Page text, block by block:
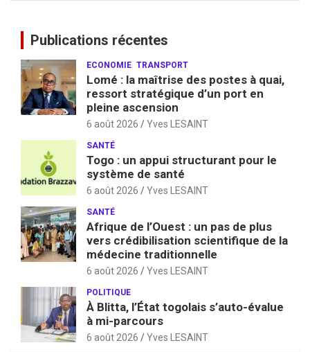
Publications récentes
ECONOMIE TRANSPORT
Lomé : la maîtrise des postes à quai,
ressort stratégique d’un port en
pleine ascension
6 août 2026 Yves LESAINT
SANTÉ
Togo : un appui structurant pour le
système de santé
6 août 2026 Yves LESAINT
SANTÉ
Afrique de l’Ouest : un pas de plus
vers crédibilisation scientifique de la
médecine traditionnelle
6 août 2026 Yves LESAINT
POLITIQUE
À Blitta, l’État togolais s’auto-évalue
à mi-parcours
6 août 2026 Yves LESAINT